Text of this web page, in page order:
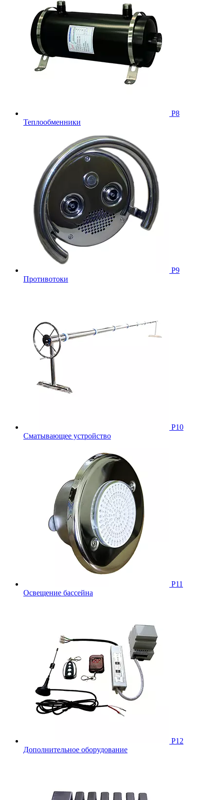
Р8
Теплообменники
Р9
Противотоки
Р10
Сматывающее устройство
Р11
Освещение бассейна
Р12
Дополнительное оборудование